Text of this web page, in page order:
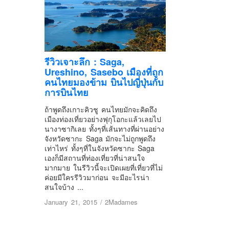
รีวิวเจาะลึก : Saga,
Ureshino, Sasebo เมืองที่ถูก
คนไทยมองข้าม บินไปญี่ปุ่นกับ
การบินไทย
ถ้าพูดถึงเกาะคิวชู คนไทยมักจะคิดถึง
เมืองท่องเที่ยวอย่างฟุกุโอกะแล้วเลยไป
นางาซากิเลย ทั้งๆที่เส้นทางที่ผ่านอย่าง
จังหวัดซากะ Saga มักจะไม่ถูกพูดถึง
เท่าไหร่ ทั้งๆที่ในจังหวัดซากะ Saga
เองก็มีสถานที่ท่องเที่ยวที่น่าสนใจ
มากมาย ในรีวิวนี้จะเปิดเผยที่เที่ยวที่ไม่
ค่อยมีใครรีวิวมาก่อน จะมีอะไรน่า
สนใจบ้าง ...
January 21, 2015 / 2Madames